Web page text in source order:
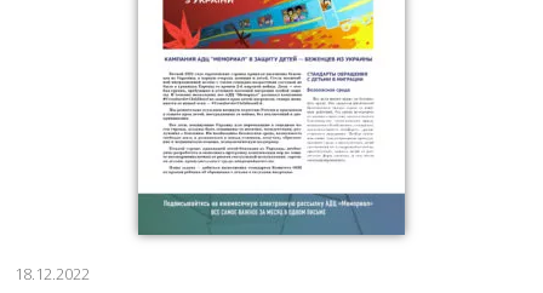
18.12.2022